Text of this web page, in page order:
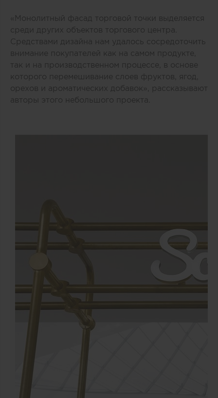
«Монолитный фасад торговой точки выделяется
среди других объектов торгового центра.
Средствами дизайна нам удалось сосредоточить
внимание покупателей как на самом продукте,
так и на производственном процессе, в основе
которого перемешивание слоев фруктов, ягод,
орехов и ароматических добавок», рассказывают
авторы этого небольшого проекта.